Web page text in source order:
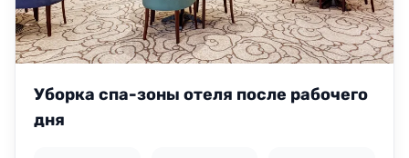
Уборка спа-зоны отеля после рабочего
дня